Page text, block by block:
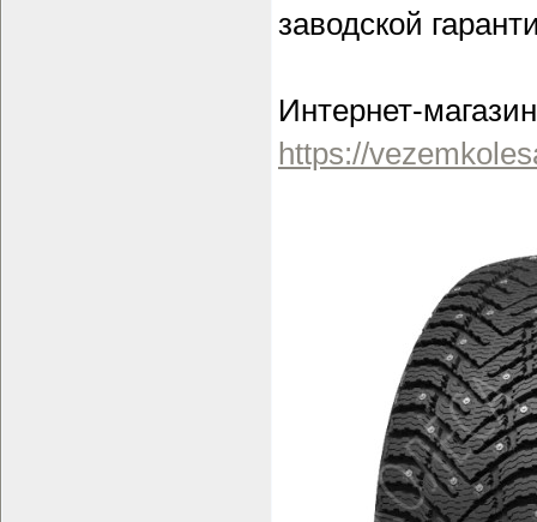
заводской
Интернет-
https://